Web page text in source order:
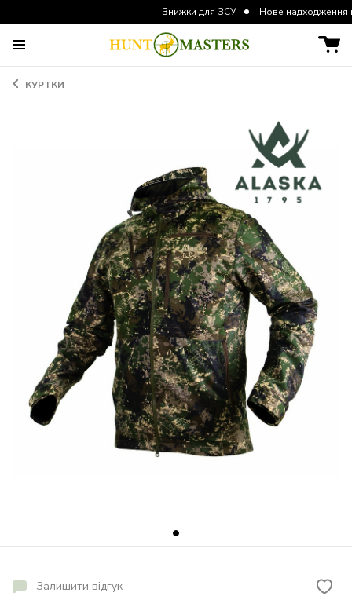
Знижки для ЗСУ Нове надходження курток
КУРТКИ
Залишити відгук